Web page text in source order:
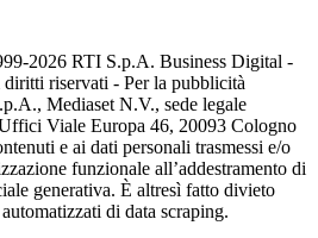
2026 RTI S.p.A. Business Digital -
riservati - Per la pubblicità
Mediaset N.V., sede legale
Viale Europa 46, 20093 Cologno
e ai dati personali trasmessi e/o
funzionale all’addestramento di
generativa. È altresì fatto divieto
di data scraping.